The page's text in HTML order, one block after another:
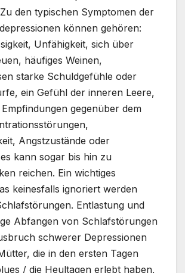
den typischen Symptomen der
können gehören:
Unfähigkeit, sich über
häufiges Weinen,
starke Schuldgefühle oder
ein Gefühl der inneren Leere,
gegenüber dem
Angstzustände oder
kann sogar bis hin zu
reichen. Ein wichtiges
keinesfalls ignoriert werden
Entlastung und
Abfangen von Schlafstörungen
schwerer Depressionen
die in den ersten Tagen
/ die Heultagen erlebt haben,